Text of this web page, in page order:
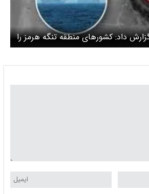
داد: کشورهای منطقه تنگه هرمز را
می‌زنند / ۳۵۰۰ کامیون از خلیج فارس به دریای سرخ در